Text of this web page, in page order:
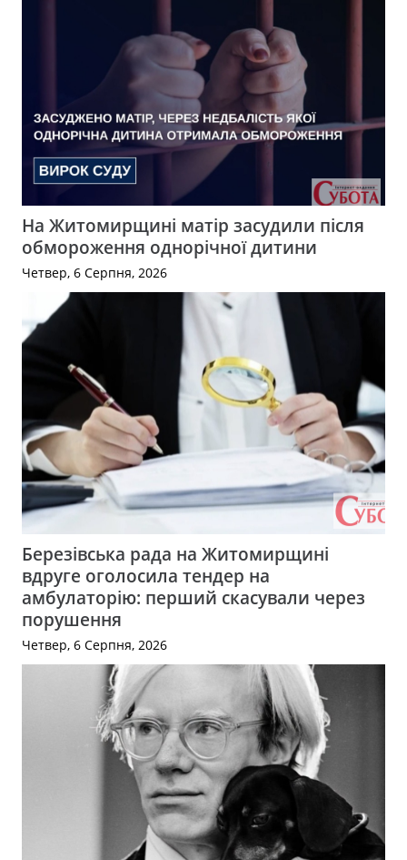
На Житомирщині матір засудили після
обмороження однорічної дитини
Четвер, 6 Серпня, 2026
Березівська рада на Житомирщині
вдруге оголосила тендер на
амбулаторію: перший скасували через
порушення
Четвер, 6 Серпня, 2026